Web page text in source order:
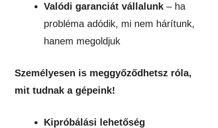
Valódi garanciát vállalunk – ha
probléma adódik, mi nem hárítunk,
hanem megoldjuk
Személyesen is meggyőződhetsz róla,
mit tudnak a gépeink!
Kipróbálási lehetőség